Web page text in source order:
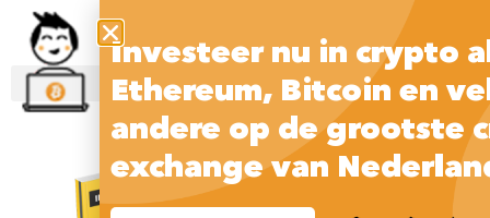
Investeer nu in crypto
Ethereum, Bitcoin en
andere op de grootste
exchange van